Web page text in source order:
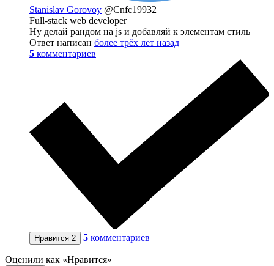
Stanislav Gorovoy @Cnfc19932
Full-stack web developer
Ну делай рандом на js и добавляй к элементам стиль
Ответ написан более трёх лет назад
5 комментариев
Нравится 2 5 комментариев
Оценили как «Нравится»